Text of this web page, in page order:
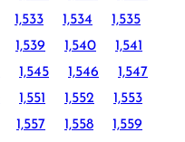
1,533 1,534
1,535
1,539 1,540
1,541
1,545 1,546
1,547
1,551 1,552
1,553
1,557 1,558
1,559